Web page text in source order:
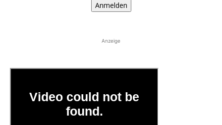
Anmelden
Anzeige